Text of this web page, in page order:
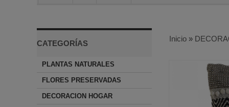
CATEGORÍAS
PLANTAS NATURALES
FLORES PRESERVADAS
DECORACION HOGAR
Inicio »